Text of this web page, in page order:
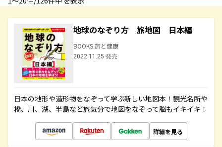
地球のなぞり方 旅地図 日本編
BOOKS 旅と健康
2022.11.25 発売
日本の地形や造形物をなぞって学ぶ新しい地図本！観光名所や
橋、川、湖、半島など旅気分で地図をなぞって脳もイキイキ！
詳細を見る